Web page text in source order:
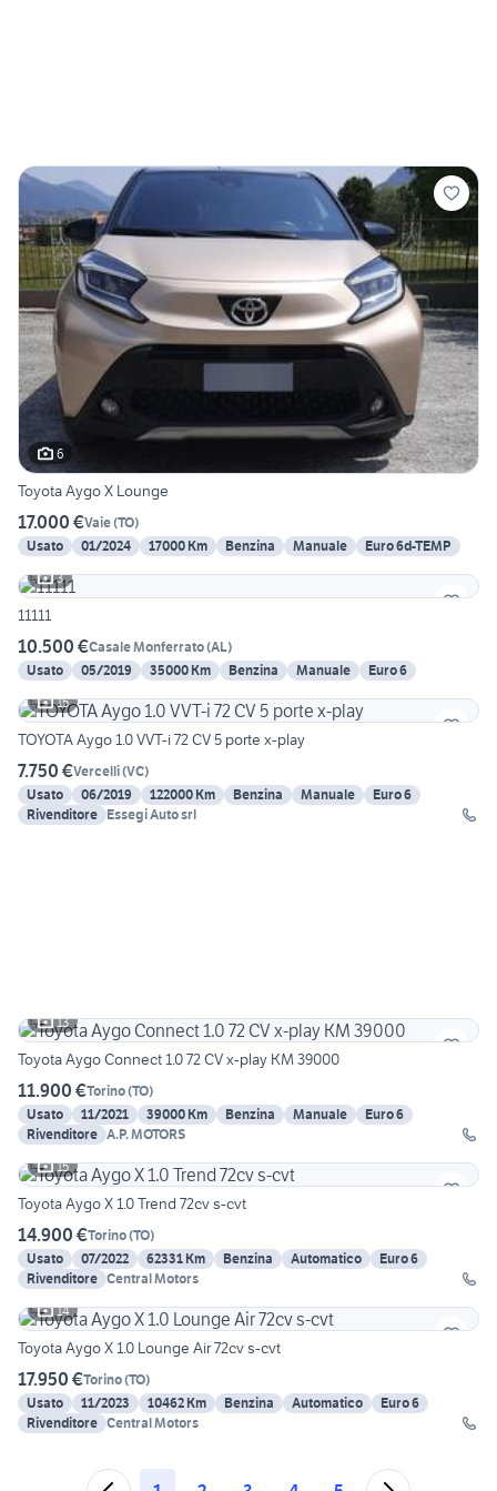
6
Toyota Aygo X Lounge
17.000 €Vaie(TO)
Usato
01/2024 17000 Km Benzina Manuale
Euro 6d-TEMP
3
11111
10.500 €Casale Monferrato(AL)
Usato
05/2019 35000 Km Benzina Manuale
Euro 6
15
TOYOTA Aygo 1.0 VVT-i 72 CV 5 porte x-play
7.750 €Vercelli(VC)
Usato
06/2019 122000 Km Benzina Manuale
Euro 6
Rivenditore Essegi Auto srl
13
Toyota Aygo Connect 1.0 72 CV x-play KM 39000
11.900 €Torino(TO)
Usato
11/2021 39000 Km Benzina Manuale
Euro 6
Rivenditore A.P. MOTORS
15
Toyota Aygo X 1.0 Trend 72cv s-cvt
14.900 €Torino(TO)
Usato
07/2022 62331 Km Benzina Automatico
Euro 6
Rivenditore Central Motors
14
Toyota Aygo X 1.0 Lounge Air 72cv s-cvt
17.950 €Torino(TO)
Usato
11/2023 10462 Km Benzina Automatico
Euro 6
Rivenditore Central Motors